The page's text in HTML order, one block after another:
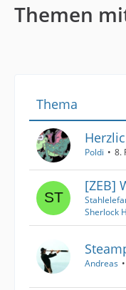
Themen
Thema
Poldi 8.
[ZEB]
Sherlock
Andreas